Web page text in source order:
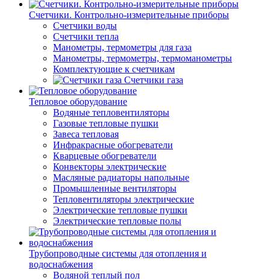
Счетчики. Контрольно-измерительные приборы
Счетчики воды
Счетчики тепла
Манометры, термометры для газа
Манометры, термометры, термоманометры
Комплектующие к счетчикам
Счетчики газа
Тепловое оборудование
Водяные тепловентиляторы
Газовые тепловые пушки
Завеса тепловая
Инфракрасные обогреватели
Кварцевые обогреватели
Конвекторы электрические
Масляные радиаторы напольные
Промышленные вентиляторы
Тепловентиляторы электрические
Электрические тепловые пушки
Электрические тепловые полы
Трубопроводные системы для отопления и
водоснабжения
Водяной теплый пол